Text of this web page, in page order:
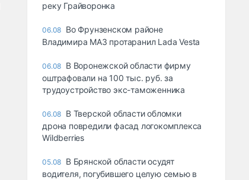
реку Грайворонка
06.08 Во Фрунзенском районе
Владимира МАЗ протаранил Lada Vesta
06.08 В Воронежской области фирму
оштрафовали на 100 тыс. руб. за
трудоустройство экс-таможенника
06.08 В Тверской области обломки
дрона повредили фасад логокомплекса
Wildberries
05.08 В Брянской области осудят
водителя, погубившего целую семью в